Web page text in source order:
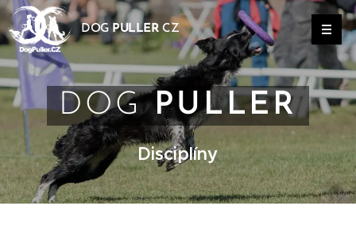
DOGPULLERCZ
DOGPULLER
Disciplíny